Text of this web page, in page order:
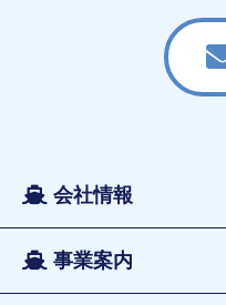
会社情報
事業案内